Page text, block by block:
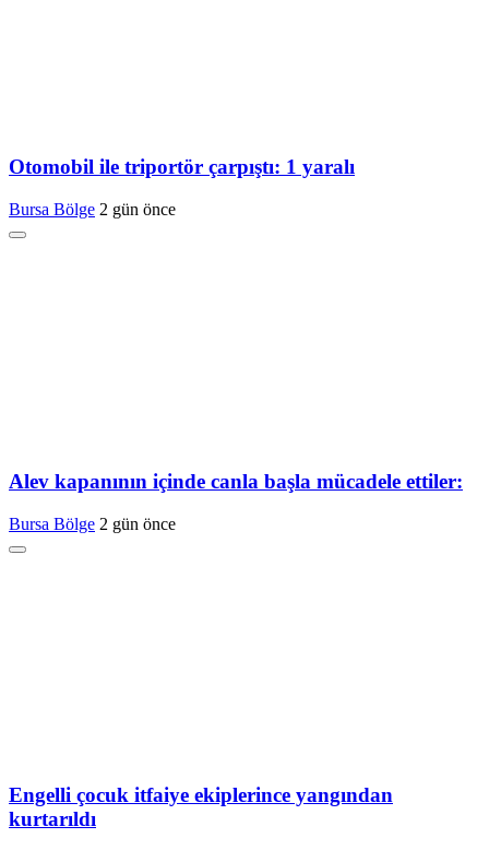
Otomobil ile triportör çarpıştı: 1 yaralı
Bursa Bölge 2 gün önce
Alev kapanının içinde canla başla mücadele ettiler:
Bursa Bölge 2 gün önce
Engelli çocuk itfaiye ekiplerince yangından
kurtarıldı